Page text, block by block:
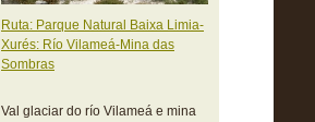
Ruta: Parque Natural Baixa Limia-
Xurés: Río Vilameá-Mina das
Sombras
Val glaciar do río Vilameá e mina